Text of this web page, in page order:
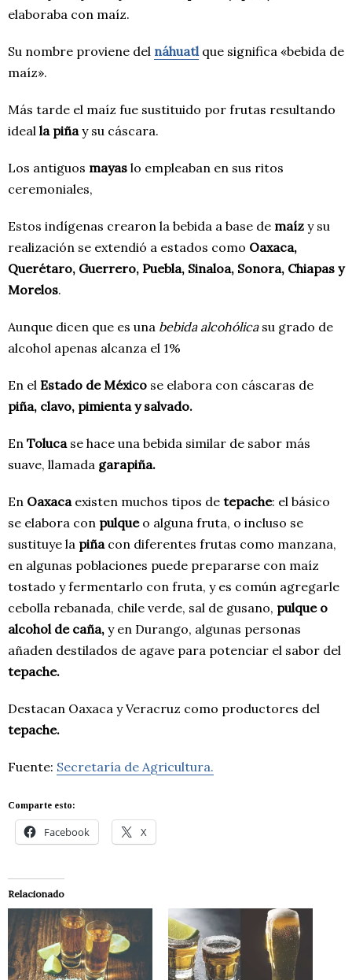
elaboraba con maíz.
Su nombre proviene del náhuatl que significa «bebida de
maíz».
Más tarde el maíz fue sustituido por frutas resultando
ideal la piñay su cáscara.
Los antiguos mayas lo empleaban en sus ritos
ceremoniales,
Estos indígenas crearon la bebida a base de maíz y su
realización se extendió a estados como Oaxaca,
Querétaro, Guerrero, Puebla, Sinaloa, Sonora, Chiapas y
Morelos.
Aunque dicen que es una bebida alcohólica su grado de
alcohol apenas alcanza el 1%
En el Estado de México se elabora con cáscaras de
piña, clavo, pimienta y salvado.
En Tolucase hace una bebida similar de sabor más
suave, llamada garapiña.
En Oaxacaexisten muchos tipos de tepache: el básico
se elabora con pulqueo alguna fruta, o incluso se
sustituye la piñacon diferentes frutas como manzana,
en algunas poblaciones puede prepararse con maíz
tostado y fermentarlo con fruta, y es común agregarle
cebolla rebanada, chile verde, sal de gusano, pulque o
alcohol de caña, y en Durango, algunas personas
añaden destilados de agave para potenciar el sabor del
tepache.
Destacan Oaxaca y Veracruz como productores del
tepache.
Fuente: Secretaría de Agricultura.
Comparte esto:
Facebook X
Relacionado